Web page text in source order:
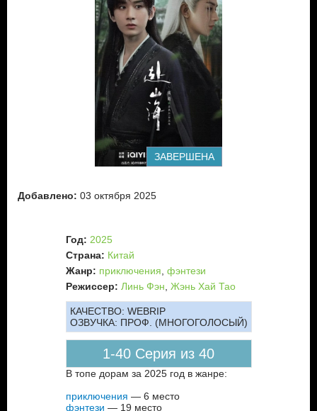
ЗАВЕРШЕНА
Добавлено: 03 октября 2025
Год: 2025
Страна: Китай
Жанр: приключения фэнтези
Режиссер: Линь Фэн Жэнь Хай Тао
КАЧЕСТВО: WEBRIP
ОЗВУЧКА: ПРОФ. (МНОГОГОЛОСЫЙ)
1-40 Серия из 40
В топе дорам за 2025 год в жанре:
приключения — 6 место
фэнтези — 19 место